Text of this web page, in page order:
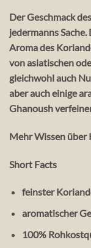
Der Geschmack
jedermanns
Aroma des
von asiatischen
gleichwohl auch
aber auch einige
Ghanoush
Mehr Wissen über
Short Facts
feinster
aromatischer
100%